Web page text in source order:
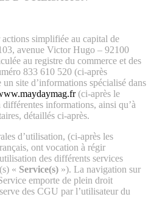
simplifiée au capital de
avenue Victor Hugo – 92100
au registre du commerce et des
833 610 520 (ci-après
un site d’informations spécialisé dans
(ci-après le
différentes informations, ainsi qu’à
détaillés ci-après.
d’utilisation, (ci-après les
ont vocation à régir
des différents services
« Service(s) »). La navigation sur
emporte de plein droit
des CGU par l’utilisateur du